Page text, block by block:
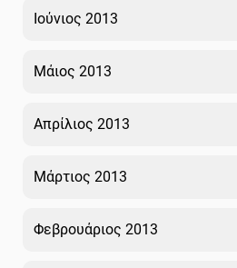
Ιούνιος 2013
Μάιος 2013
Απρίλιος 2013
Μάρτιος 2013
Φεβρουάριος 2013